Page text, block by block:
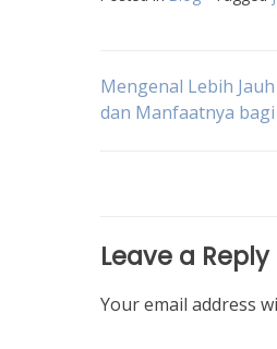
Post
Mengenal Lebih
dan Manfaatnya
Leave a Reply
Your email address